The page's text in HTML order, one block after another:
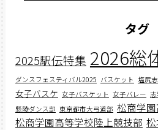
タグ
2025駅伝特集 2026総
ダンスフェスティバル2025 バスケット 塩尻
女子バスケ 女子バスケット 女子バレー
懸陵ダンス部 東京都市大弓道部 松商学
松商学園高等学校陸上競技部